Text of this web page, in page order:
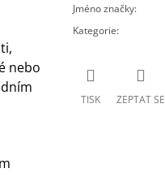
nebo
Jméno značky:
Kategorie:
TISK ZEPTAT SE